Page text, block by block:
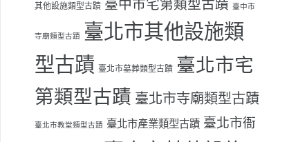
其他設施類型古蹟 臺中市宅第類型古蹟 臺中市
寺廟類型古蹟 臺北市其他設施類
型古蹟 臺北市墓葬類型古蹟 臺北市宅
第類型古蹟 臺北市寺廟類型古蹟
臺北市教堂類型古蹟 臺北市產業類型古蹟 臺北市衙